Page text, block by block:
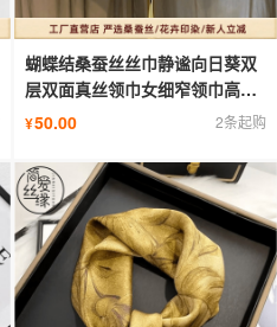
蝴蝶结桑蚕丝丝巾静谧向日葵双
层双面真丝领巾女细窄领巾高级
飘带
¥50.00 2条起购